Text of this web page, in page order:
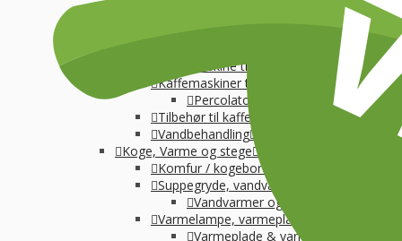
Kaffemaskine til baristakaffe
Kaffemaskiner til filterkaffe
Percolator kaffemaskine
Tilbehør til kaffebrygning
Vandbehandling
Koge, Varme og stege
Komfur / kogebord, EL og GAS
Suppegryde, vandvarmer og pølsevarmer
Vandvarmer og elkedel
Varmelampe, varmeplade og varmeskab
Varmeplade & varmlampe